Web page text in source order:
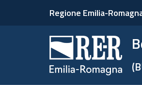
Regione Emilia-